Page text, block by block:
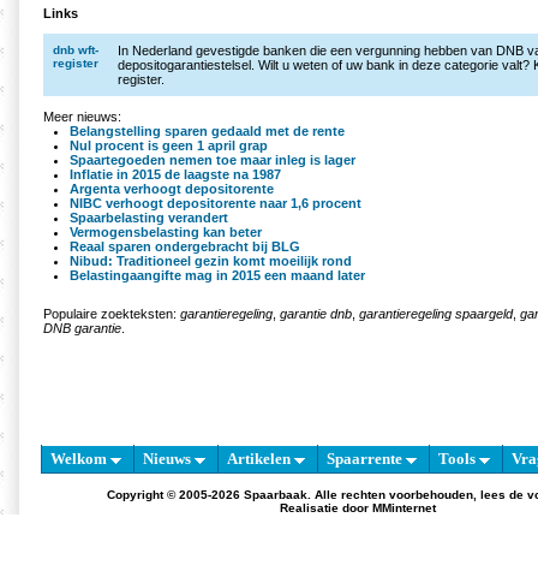
Links
dnb wft-
register
In Nederland gevestigde banken die een vergunning hebben van DNB
depositogarantiestelsel. Wilt u weten of uw bank in deze categorie valt?
register.
Meer nieuws:
Belangstelling sparen gedaald met de rente
Nul procent is geen 1 april grap
Spaartegoeden nemen toe maar inleg is lager
Inflatie in 2015 de laagste na 1987
Argenta verhoogt depositorente
NIBC verhoogt depositorente naar 1,6 procent
Spaarbelasting verandert
Vermogensbelasting kan beter
Reaal sparen ondergebracht bij BLG
Nibud: Traditioneel gezin komt moeilijk rond
Belastingaangifte mag in 2015 een maand later
Populaire zoekteksten: garantieregeling garantie dnb garantieregeling spaargeld,
DNB garantie
Welkom Nieuws Artikelen Spaarrente Tools
Copyright © 2005-2026 Spaarbaak. Alle rechten voorbehouden, lees de
Realisatie door MMinternet